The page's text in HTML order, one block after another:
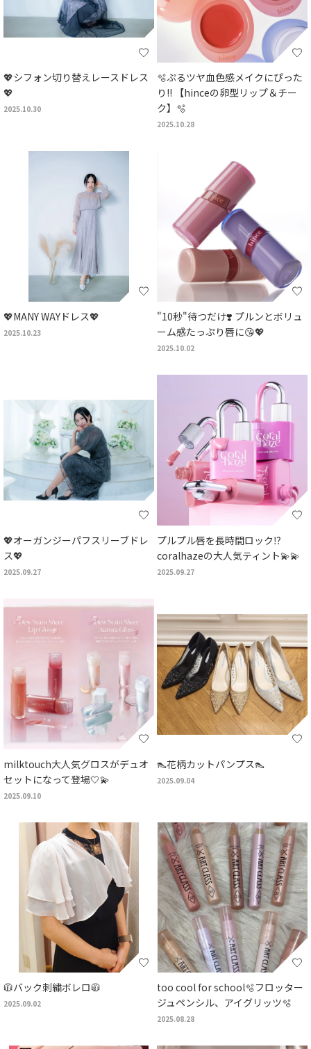
💖シフォン切り替えレースドレス
💖
2025.10.30
🫧ぷるツヤ血色感メイクにぴった
り!! 【hinceの卵型リップ＆チー
ク】🫧
2025.10.28
💖MANY WAYドレス💖
2025.10.23
"10秒"待つだけ❣️ プルンとボリュ
ーム感たっぷり唇に😘💖
2025.10.02
💖オーガンジーパフスリーブドレ
ス💖
2025.09.27
プルプル唇を長時間ロック⁉
coralhazeの大人気ティント💫💫
2025.09.27
milktouch大人気グロスがデュオ
セットになって登場🤍💫
2025.09.10
👠花柄カットパンプス👠
2025.09.04
🧥バック刺繍ボレロ🧥
2025.09.02
too cool for school🫧フロッター
ジュペンシル、アイグリッツ🫧
2025.08.28